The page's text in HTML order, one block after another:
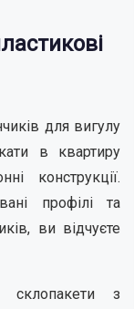
для вигулу
в квартиру
конструкції.
профілі та
ви відчуєте
склопакети з